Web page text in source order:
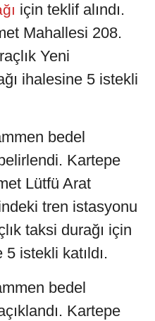
için teklif alındı.
Mahallesi 208.
Yeni
ihalesine 5 istekli
bedel
Kartepe
Lütfü Arat
tren istasyonu
taksi durağı için
istekli katıldı.
bedel
Kartepe